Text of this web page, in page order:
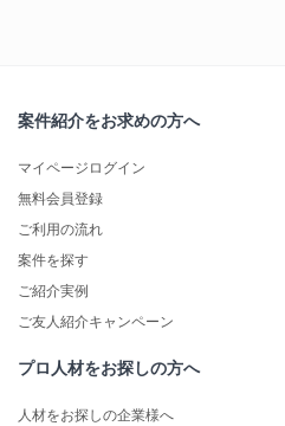
案件紹介をお求めの方へ
マイページログイン
無料会員登録
ご利用の流れ
案件を探す
ご紹介実例
ご友人紹介キャンペーン
プロ人材をお探しの方へ
人材をお探しの企業様へ